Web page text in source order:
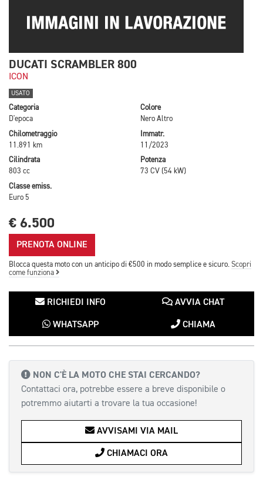
DUCATI SCRAMBLER 800
ICON
USATO
Categoria
D'epoca
Colore
Nero Altro
Chilometraggio
11.891 km
Immatr.
11/2023
Cilindrata
803 cc
Potenza
73 CV (54 kW)
Classe emiss.
Euro 5
€ 6.500
PRENOTA ONLINE
Blocca questa moto con un anticipo di €500 in modo semplice e sicuro. Scopri
come funziona
RICHIEDI INFO AVVIA CHAT
WHATSAPP CHIAMA
NON C'È LA MOTO CHE STAI CERCANDO?
Contattaci ora, potrebbe essere a breve disponibile o
potremmo aiutarti a trovare la tua occasione!
AVVISAMI VIA MAIL
CHIAMACI ORA